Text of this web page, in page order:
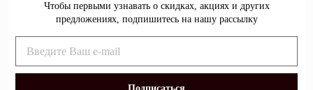
Чтобы первыми узнавать о скидках, акциях и других
предложениях, подпишитесь на нашу рассылку